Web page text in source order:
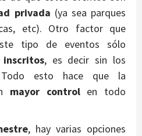
privada (ya sea parques
etc). Otro factor que
tipo de eventos sólo
inscritos, es decir sin los
esto hace que la
mayor control en todo
, hay varias opciones